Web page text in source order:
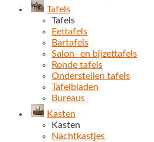
Tafels
Tafels
Eettafels
Bartafels
Salon- en bijzettafels
Ronde tafels
Onderstellen tafels
Tafelbladen
Bureaus
Kasten
Kasten
Nachtkastjes